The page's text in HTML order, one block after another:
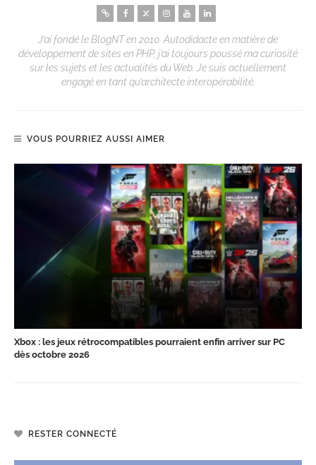
J’ai fondé le BlogNT en 2010. Autodidacte en matière de
développement de sites en PHP, j’ai toujours poussé ma curiosité
sur les sujets et les actualités du Web. Je suis actuellement
engagé en tant qu’architecte interopérabilité.
VOUS POURRIEZ AUSSI AIMER
Xbox : les jeux rétrocompatibles pourraient enfin arriver sur PC
dès octobre 2026
RESTER CONNECTÉ